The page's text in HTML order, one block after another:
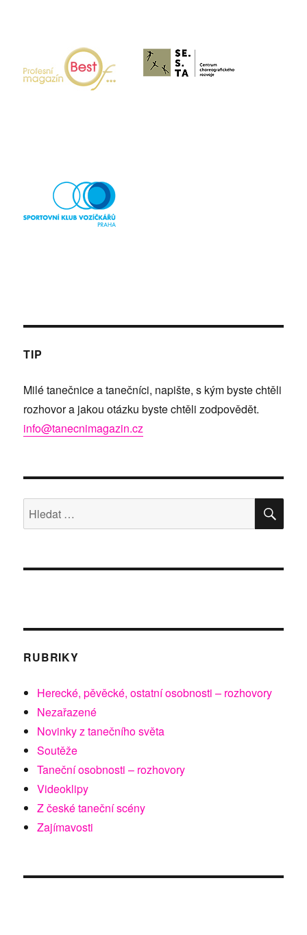
TIP
Milé tanečnice a tanečníci, napište, s kým byste chtěli
rozhovor a jakou otázku byste chtěli zodpovědět.
info@tanecnimagazin.cz
Hledat:
RUBRIKY
Herecké, pěvěcké, ostatní osobnosti – rozhovory
Nezařazené
Novinky z tanečního světa
Soutěže
Taneční osobnosti – rozhovory
Videoklipy
Z české taneční scény
Zajímavosti